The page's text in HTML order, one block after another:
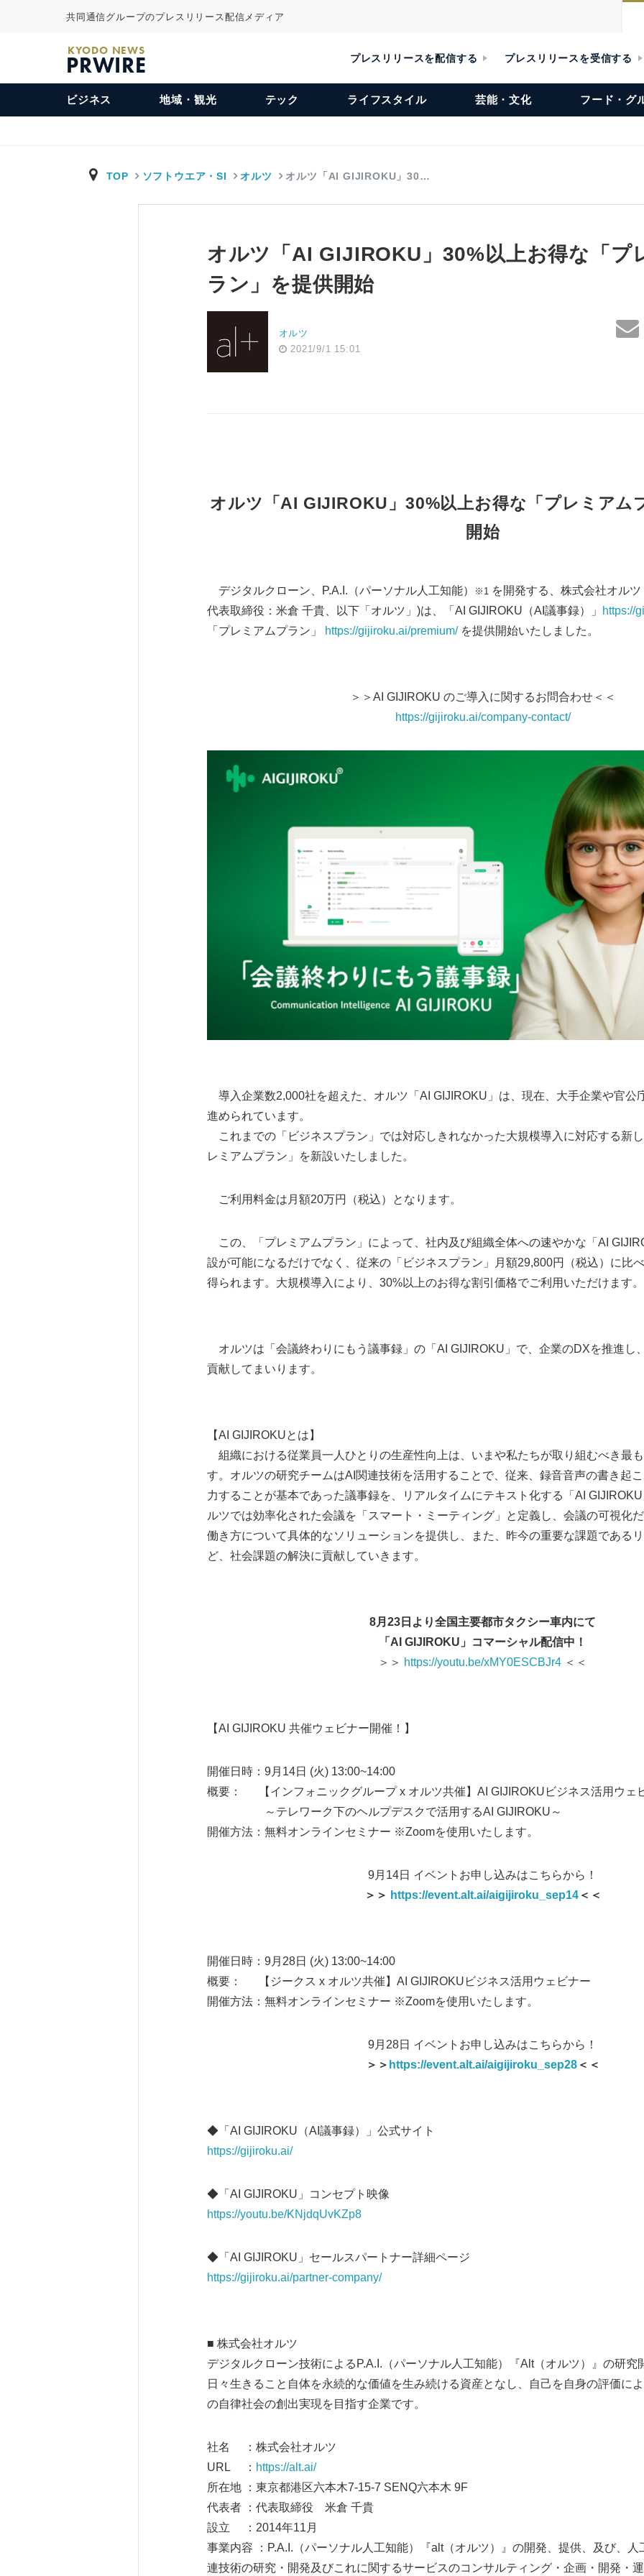
共同通信グループのプレスリリース配信メディア
KYODO NEWS
PRWIRE プレスリリースを配信する プレスリリースを受信する
ビジネス 地域・観光 テック ライフスタイル 芸能・文化 フード・グ
TOP ソフトウエア・SI オルツ オルツ「AI GIJIROKU」30…
オルツ「AI GIJIROKU」30%以上お得な「プ
ラン」を提供開始
オルツ
2021/9/1 15:01
オルツ「AI GIJIROKU」30%以上お得な「プレミアム
開始
デジタルクローン、P.A.I.（パーソナル人工知能） ※1 を開発する、株式会社オル
代表取締役：米倉 千貴、以下「オルツ」)は、「AI GIJIROKU（AI議事録）」
https://
「プレミアムプラン」
https://gijiroku.ai/premium/を提供開始いたしました。
＞＞AI GIJIROKU のご導入に関するお問合わせ＜＜
https://gijiroku.ai/company-contact/
導入企業数2,000社を超えた、オルツ「AI GIJIROKU」は、現在、大手企業や官公
進められています。
これまでの「ビジネスプラン」では対応しきれなかった大規模導入に対応する新
レミアムプラン」を新設いたしました。
ご利用料金は月額20万円（税込）となります。
この、「プレミアムプラン」によって、社内及び組織全体への速やかな「AI
設が可能になるだけでなく、従来の「ビジネスプラン」月額29,800円（税込）に比
得られます。大規模導入により、30%以上のお得な割引価格でご利用いただけます。
オルツは「会議終わりにもう議事録」の「AI GIJIROKU」で、企業のDXを推進し
貢献してまいります。
【AI GIJIROKUとは】
組織における従業員一人ひとりの生産性向上は、いまや私たちが取り組むべき最
す。オルツの研究チームはAI関連技術を活用することで、従来、録音音声の書き起
力することが基本であった議事録を、リアルタイムにテキスト化する「AI
ルツでは効率化された会議を「スマート・ミーティング」と定義し、会議の可視化
働き方について具体的なソリューションを提供し、また、昨今の重要な課題である
ど、社会課題の解決に貢献していきます。
8月23日より全国主要都市タクシー車内にて
「AI GIJIROKU」コマーシャル配信中！
＞＞ https://youtu.be/xMY0ESCBJr4 ＜＜
【AI GIJIROKU 共催ウェビナー開催！】
開催日時：9月14日 (火) 13:00~14:00
概要： 【インフォニックグループ x オルツ共催】AI GIJIROKUビジネス活用ウェ
～テレワーク下のヘルプデスクで活用するAI GIJIROKU～
開催方法：無料オンラインセミナー ※Zoomを使用いたします。
9月14日 イベントお申し込みはこちらから！
＞＞ https://event.alt.ai/aigijiroku_sep14＜＜
開催日時：9月28日 (火) 13:00~14:00
概要： 【ジークス x オルツ共催】AI GIJIROKUビジネス活用ウェビナー
開催方法：無料オンラインセミナー ※Zoomを使用いたします。
9月28日 イベントお申し込みはこちらから！
＞＞ https://event.alt.ai/aigijiroku_sep28＜＜
◆「AI GIJIROKU（AI議事録）」公式サイト
https://gijiroku.ai/
◆「AI GIJIROKU」コンセプト映像
https://youtu.be/KNjdqUvKZp8
◆「AI GIJIROKU」セールスパートナー詳細ページ
https://gijiroku.ai/partner-company/
■ 株式会社オルツ
デジタルクローン技術によるP.A.I.（パーソナル人工知能）『Alt（オルツ）』の研究
日々生きること自体を永続的な価値を生み続ける資産となし、自己を自身の評価に
の自律社会の創出実現を目指す企業です。
社名 ：株式会社オルツ
URL ： https://alt.ai/
所在地 ：東京都港区六本木7-15-7 SENQ六本木 9F
代表者 ：代表取締役 米倉 千貴
設立 ：2014年11月
事業内容 ：P.A.I.（パーソナル人工知能）『alt（オルツ）』の開発、提供、及び、人
連技術の研究・開発及びこれに関するサービスのコンサルティング・企画・開発・
Japanese
English